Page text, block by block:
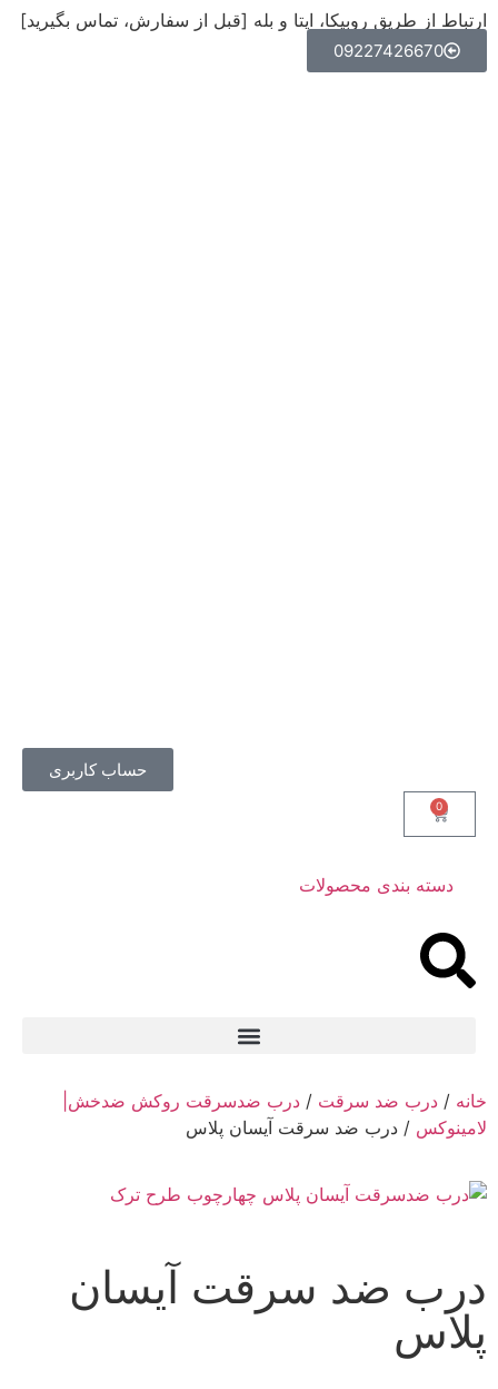
ارتباط از طریق روبیکا، ایتا و بله [قبل از سفارش، تماس بگیرید]
09227426670
حساب کاربری
0
دسته بندی محصولات
خانه / درب ضد سرقت / درب ضدسرقت روکش ضدخش|
لامینوکس / درب ضد سرقت آیسان پلاس
درب ضد سرقت آیسان
پلاس